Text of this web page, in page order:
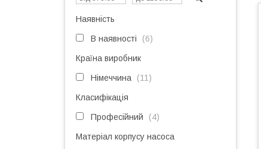
Наявність
В наявності 6
Країна виробник
Німеччина 11
Класифікація
Професійний 4
Матеріал корпусу насоса